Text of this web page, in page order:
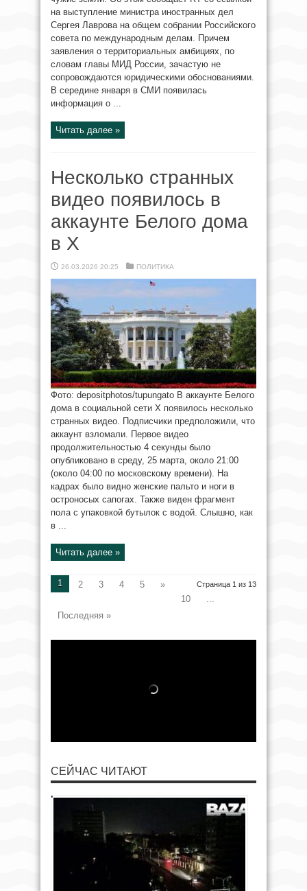
на выступление министра иностранных дел
Сергея Лаврова на общем собрании Российского
совета по международным делам. Причем
заявления о территориальных амбициях, по
словам главы МИД России, зачастую не
сопровождаются юридическими обоснованиями.
В середине января в СМИ появилась
информация о ...
Читать далее »
Несколько странных
видео появилось в
аккаунте Белого дома
в X
26.03.2026 20:25 ПОЛИТИКА
Фото: depositphotos/tupungato В аккаунте Белого
дома в социальной сети Х появилось несколько
странных видео. Подписчики предположили, что
аккаунт взломали. Первое видео
продолжительностью 4 секунды было
опубликовано в среду, 25 марта, около 21:00
(около 04:00 по московскому времени). На
кадрах было видно женские пальто и ноги в
остроносых сапогах. Также виден фрагмент
пола с упаковкой бутылок с водой. Слышно, как
в ...
Читать далее »
Страница 1 из 13
1 2 3 4 5
»
10
...
Последняя »
СЕЙЧАС ЧИТАЮТ